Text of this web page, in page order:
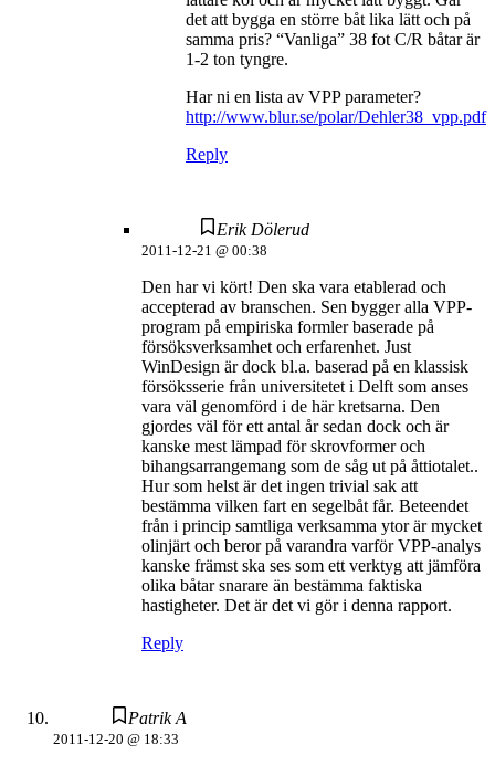
det att bygga en större båt lika lätt och på
samma pris? “Vanliga” 38 fot C/R båtar är
1-2 ton tyngre.
Har ni en lista av VPP parameter?
http://www.blur.se/polar/Dehler38_vpp.pdf
Reply
Erik Dölerud
2011-12-21 @ 00:38
Den har vi kört! Den ska vara etablerad och
accepterad av branschen. Sen bygger alla VPP-
program på empiriska formler baserade på
försöksverksamhet och erfarenhet. Just
WinDesign är dock bl.a. baserad på en klassisk
försöksserie från universitetet i Delft som anses
vara väl genomförd i de här kretsarna. Den
gjordes väl för ett antal år sedan dock och är
kanske mest lämpad för skrovformer och
bihangsarrangemang som de såg ut på åttiotalet..
Hur som helst är det ingen trivial sak att
bestämma vilken fart en segelbåt får. Beteendet
från i princip samtliga verksamma ytor är mycket
olinjärt och beror på varandra varför VPP-analys
kanske främst ska ses som ett verktyg att jämföra
olika båtar snarare än bestämma faktiska
hastigheter. Det är det vi gör i denna rapport.
Reply
Patrik A
2011-12-20 @ 18:33